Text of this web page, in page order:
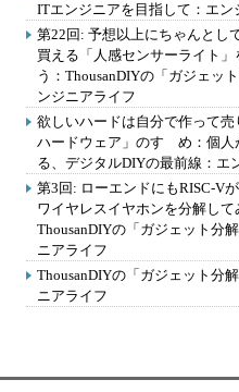
ITエンジニアを目指して：エン
第22回: 予想以上にちゃんとし
買える「人感センサーライト」
う：ThousanDIYの「ガジェッ
ンジニアライフ
欲しいハードは自分で作って売
ハードウェア」のすゝめ：個人
る、デジタルDIYの最前線：エ
第3回: ローエンドにもRISC-V
ワイヤレスイヤホンを分解して
ThousanDIYの「ガジェット分
ニアライフ
ThousanDIYの「ガジェット分
ニアライフ